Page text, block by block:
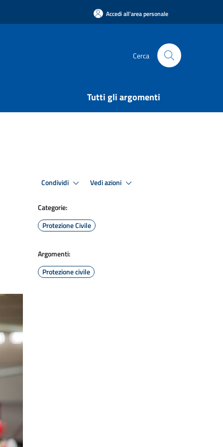
Accedi all'area personale
Cerca
Tutti gli argomenti
Condividi Vedi azioni
Categorie:
Protezione Civile
Argomenti:
Protezione civile